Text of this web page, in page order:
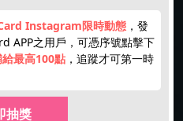
Instagram限時動態 ，發
APP之用戶，可憑序號點擊下
最高100點 ，追蹤才可第一時
抽獎